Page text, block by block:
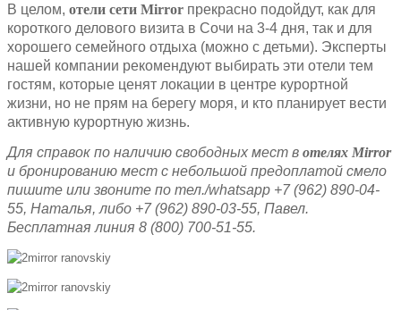
В целом, отели сети Mirror прекрасно подойдут, как для
короткого делового визита в Сочи на 3-4 дня, так и для
хорошего семейного отдыха (можно с детьми). Эксперты
нашей компании рекомендуют выбирать эти отели тем
гостям, которые ценят локации в центре курортной
жизни, но не прям на берегу моря, и кто планирует вести
активную курортную жизнь.
Для справок по наличию свободных мест в отелях Mirror
и бронированию мест с небольшой предоплатой смело
пишите или звоните по тел./whatsapp +7 (962) 890-04-
55, Наталья, либо +7 (962) 890-03-55, Павел.
Бесплатная линия 8 (800) 700-51-55.